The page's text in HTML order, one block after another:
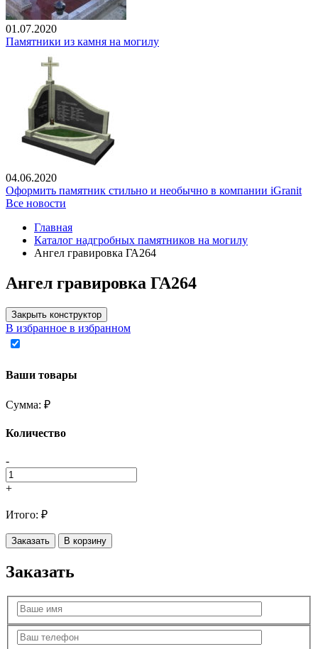
01.07.2020
Памятники из камня на могилу
04.06.2020
Оформить памятник стильно и необычно в компании iGranit
Все новости
Главная
Каталог надгробных памятников на могилу
Ангел гравировка ГА264
Ангел гравировка ГА264
Закрыть конструктор
В избранное в избранном
Ваши товары
Сумма: ₽
Количество
-
+
Итого: ₽
Заказать В корзину
Заказать